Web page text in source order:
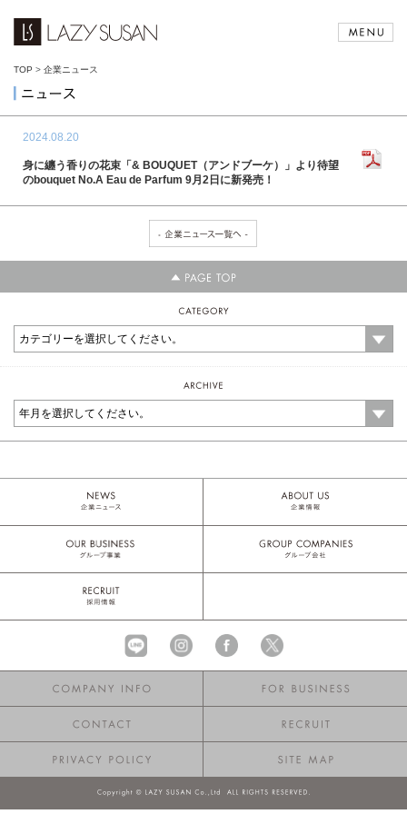
TOP > 企業ニュース
2024.08.20
身に纏う香りの花束「& BOUQUET（アンドブーケ）」より待望
のbouquet No.A Eau de Parfum 9月2日に新発売！